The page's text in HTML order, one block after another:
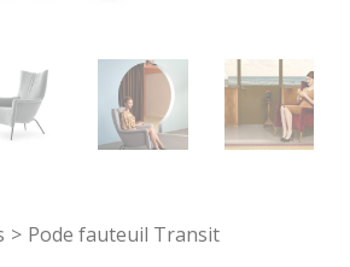
> Pode fauteuil Transit